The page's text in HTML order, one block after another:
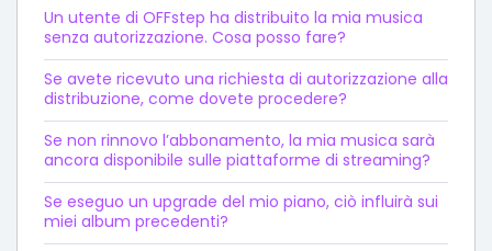
Un utente di OFFstep ha distribuito la mia musica
senza autorizzazione. Cosa posso fare?
Se avete ricevuto una richiesta di autorizzazione alla
distribuzione, come dovete procedere?
Se non rinnovo l’abbonamento, la mia musica sarà
ancora disponibile sulle piattaforme di streaming?
Se eseguo un upgrade del mio piano, ciò influirà sui
miei album precedenti?